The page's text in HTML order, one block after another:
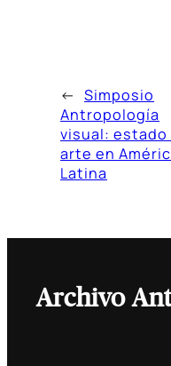
← Simposio
Antropología
visual: estado
arte en
Latina
Archivo